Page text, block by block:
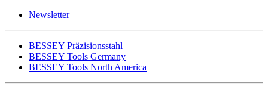
Newsletter
BESSEY Präzisionsstahl
BESSEY Tools Germany
BESSEY Tools North America